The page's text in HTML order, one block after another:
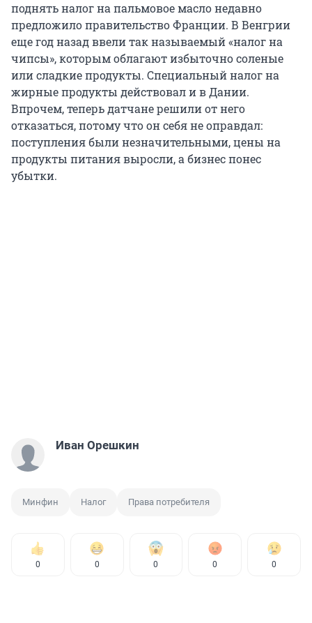
поднять налог на пальмовое масло недавно
предложило правительство Франции. В Венгрии
еще год назад ввели так называемый «налог на
чипсы», которым облагают избыточно соленые
или сладкие продукты. Специальный налог на
жирные продукты действовал и в Дании.
Впрочем, теперь датчане решили от него
отказаться, потому что он себя не оправдал:
поступления были незначительными, цены на
продукты питания выросли, а бизнес понес
убытки.
Иван Орешкин
Минфин Налог Права потребителя
0 0 0 0 0